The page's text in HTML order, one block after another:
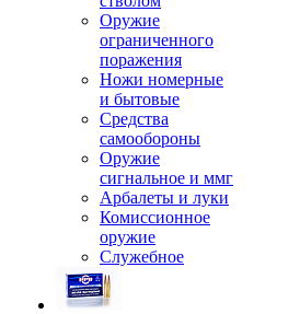
Оружие
ограниченного
поражения
Ножи номерные
и бытовые
Средства
самообороны
Оружие
сигнальное и ммг
Арбалеты и луки
Комиссионное
оружие
Служебное